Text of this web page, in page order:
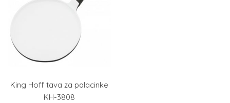
King Hoff tava za palacinke
KH-3808